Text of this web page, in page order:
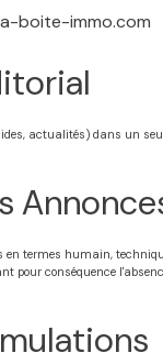
boite-immo.com
actualités) dans un
en termes humain,
pour conséquence